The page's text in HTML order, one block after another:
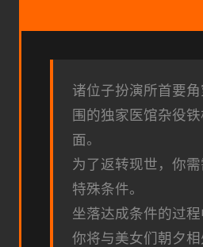
诸位子扮演所首要
围的独家医馆杂役
面。
为了返转现世，你
特殊条件。
坐落达成条件的过程
你将与美女们朝夕相